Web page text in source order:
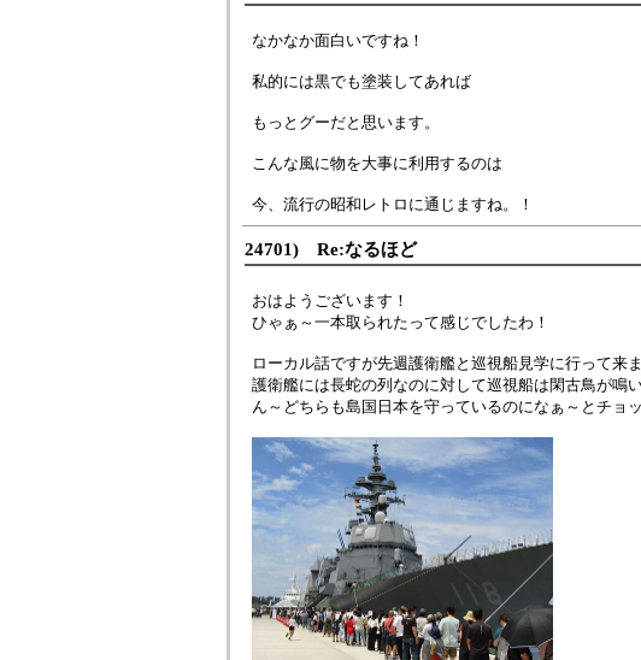
なかなか面白いですね！
私的には黒でも塗装してあれば
もっとグーだと思います。
こんな風に物を大事に利用するのは
今、流行の昭和レトロに通じますね。！
24701) Re:なるほど
おはようございます！
ひゃぁ～一本取られたって感じでしたわ！
ローカル話ですが先週護衛艦と巡視船見学に行って来ま
護衛艦には長蛇の列なのに対して巡視船は閑古鳥が鳴い
ん～どちらも島国日本を守っているのになぁ～とチョ